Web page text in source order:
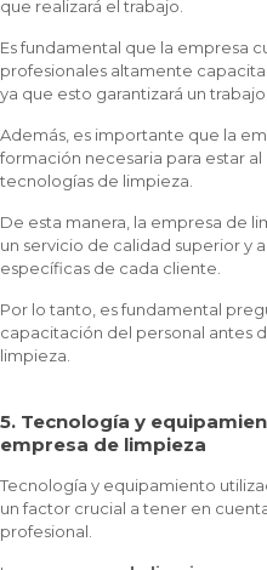
que realizará el trabajo.
Es fundamental que la empresa
profesionales altamente
ya que esto garantizará un
Además, es importante que la
formación necesaria para estar al
tecnologías de limpieza.
De esta manera, la empresa de
un servicio de calidad superior y
específicas de cada cliente.
Por lo tanto, es fundamental
capacitación del personal antes
limpieza.
5. Tecnología y
empresa de limpieza
Tecnología y equipamiento
un factor crucial a tener en
profesional.